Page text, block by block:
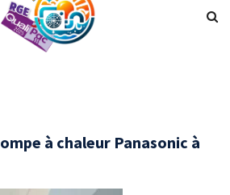
à chaleur Panasonic à